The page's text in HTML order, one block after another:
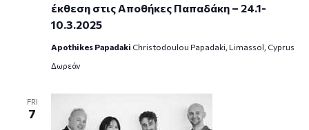
έκθεση στις Αποθήκες Παπαδάκη – 24.1-
10.3.2025
Apothikes Papadaki Christodoulou Papadaki, Limassol, Cyprus
Δωρεάν
FRI
7